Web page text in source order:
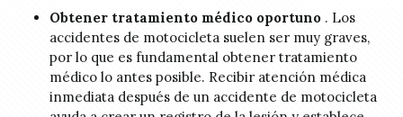
Obtener tratamiento médico oportuno . Los
accidentes de motocicleta suelen ser muy graves,
por lo que es fundamental obtener tratamiento
médico lo antes posible. Recibir atención médica
inmediata después de un accidente de motocicleta